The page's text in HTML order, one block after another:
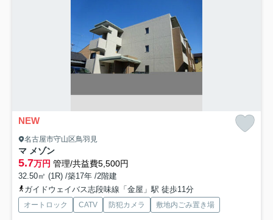
NEW
名古屋市守山区鳥羽見
マ メゾン
5.7万円 管理/共益費5,500円
32.50㎡ (1R) /築17年 /2階建
ガイドウェイバス志段味線「金屋」駅 徒歩11分
オートロック CATV 防犯カメラ 敷地内ごみ置き場